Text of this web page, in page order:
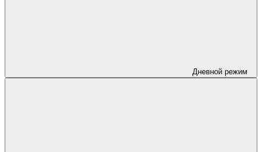
Дневной режим